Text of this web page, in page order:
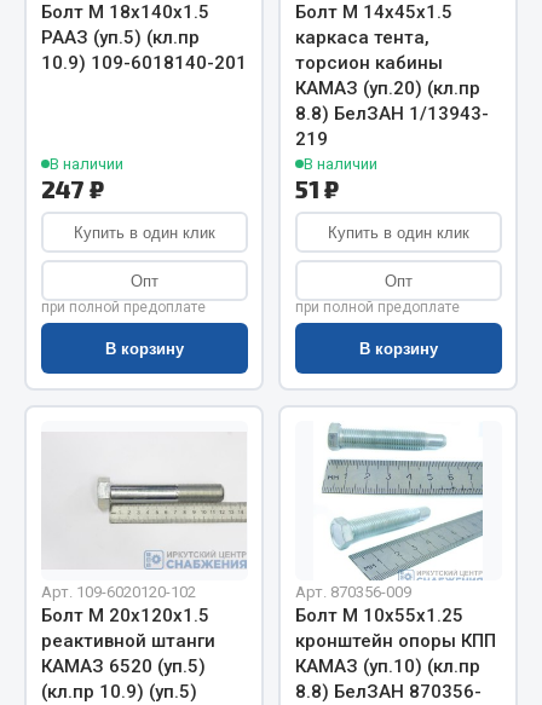
Весь раздел
Весь раздел
РТИ
Кольца уплотнительные
Лента конвейерная
Манжеты
Рукава высокого давления
Весь раздел
Автомобильная электрика
Болт М 18х140х1.5
РААЗ (уп.5) (кл.пр
10.9) 109-6018140-201
В наличии
247 ₽
Купить в один клик
Опт
при полной предоплате
В корзину
Болт М 14х45х1.5
каркаса тента,
торсион кабины
КАМАЗ (уп.20) (кл.пр
8.8) БелЗАН 1/13943-
219
В наличии
51 ₽
Купить в один клик
Опт
при полной предоплате
В корзину
Арт. 109-6020120-102
Болт М 20х120х1.5
реактивной штанги
КАМАЗ 6520 (уп.5)
(кл.пр 10.9) (уп.5)
Арт. 870356-009
Болт М 10х55х1.25
кронштейн опоры КПП
КАМАЗ (уп.10) (кл.пр
8.8) БелЗАН 870356-